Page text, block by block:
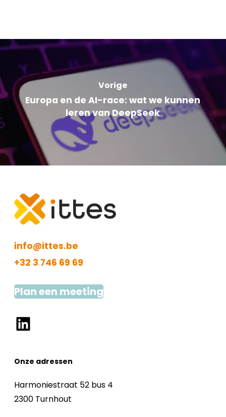
Vorige
Europa en de AI-race: wat we kunnen
leren van DeepSeek
info@ittes.be
+32 3 746 69 69
Plan een meeting
Onze adressen
Harmoniestraat 52 bus 4
2300 Turnhout